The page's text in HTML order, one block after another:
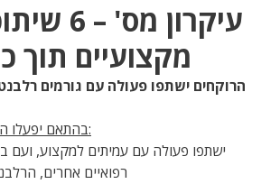
עיקרון
מקצועיים תוך
הרוקחים ישתפו פעולה עם גורמים
בהתאם יפעלו הרוקחים באופן הבא:
ישתפו פעולה עם עמיתים למקצוע, ועם
רפואיים אחרים,